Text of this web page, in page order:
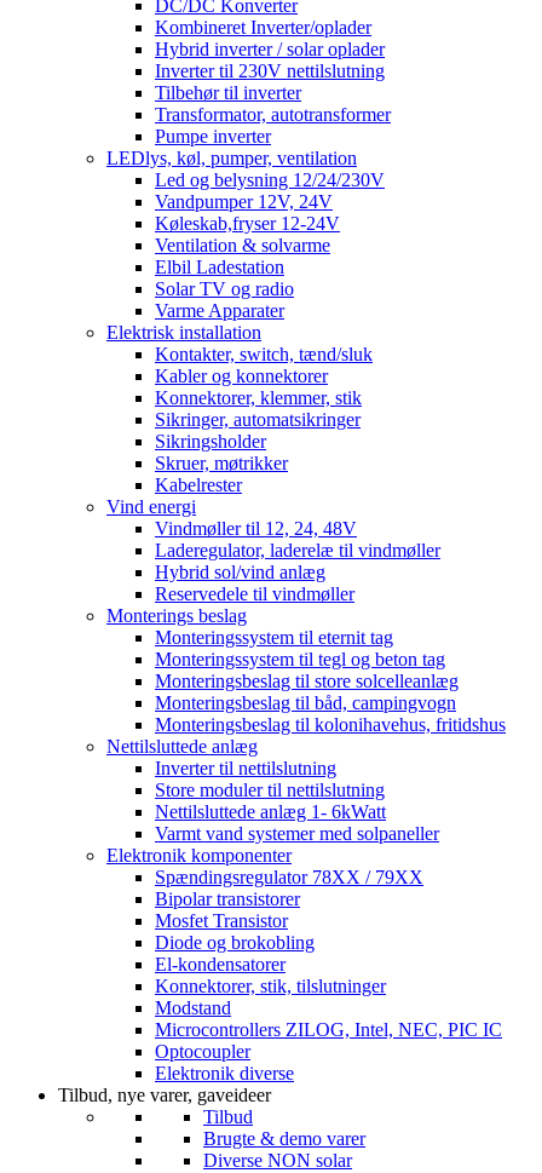
DC/DC Konverter
Kombineret Inverter/oplader
Hybrid inverter / solar oplader
Inverter til 230V nettilslutning
Tilbehør til inverter
Transformator, autotransformer
Pumpe inverter
LEDlys, køl, pumper, ventilation
Led og belysning 12/24/230V
Vandpumper 12V, 24V
Køleskab,fryser 12-24V
Ventilation & solvarme
Elbil Ladestation
Solar TV og radio
Varme Apparater
Elektrisk installation
Kontakter, switch, tænd/sluk
Kabler og konnektorer
Konnektorer, klemmer, stik
Sikringer, automatsikringer
Sikringsholder
Skruer, møtrikker
Kabelrester
Vind energi
Vindmøller til 12, 24, 48V
Laderegulator, laderelæ til vindmøller
Hybrid sol/vind anlæg
Reservedele til vindmøller
Monterings beslag
Monteringssystem til eternit tag
Monteringssystem til tegl og beton tag
Monteringsbeslag til store solcelleanlæg
Monteringsbeslag til båd, campingvogn
Monteringsbeslag til kolonihavehus, fritidshus
Nettilsluttede anlæg
Inverter til nettilslutning
Store moduler til nettilslutning
Nettilsluttede anlæg 1- 6kWatt
Varmt vand systemer med solpaneller
Elektronik komponenter
Spændingsregulator 78XX / 79XX
Bipolar transistorer
Mosfet Transistor
Diode og brokobling
El-kondensatorer
Konnektorer, stik, tilslutninger
Modstand
Microcontrollers ZILOG, Intel, NEC, PIC IC
Optocoupler
Elektronik diverse
Tilbud, nye varer, gaveideer
Tilbud
Brugte & demo varer
Diverse NON solar